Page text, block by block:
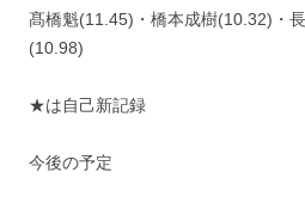
髙橋魁(11.45)・橋本成樹(10.32)・
(10.98)
★は自己新記録
今後の予定